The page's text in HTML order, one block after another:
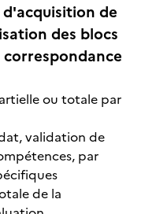
de
des blocs
ou totale par
validation de
par
de la